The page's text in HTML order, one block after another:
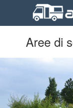
Aree di